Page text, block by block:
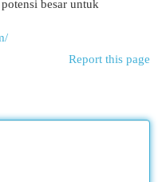
besar untuk
Report this page